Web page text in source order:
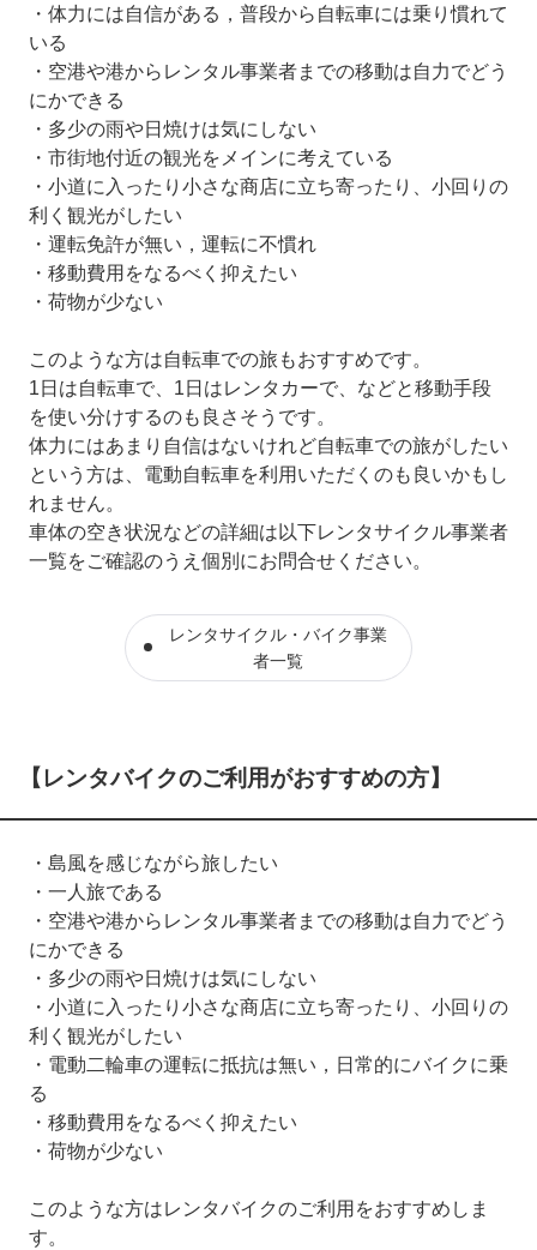
・体力には自信がある，普段から自転車には乗り慣れて
いる
・空港や港からレンタル事業者までの移動は自力でどう
にかできる
・多少の雨や日焼けは気にしない
・市街地付近の観光をメインに考えている
・小道に入ったり小さな商店に立ち寄ったり、小回りの
利く観光がしたい
・運転免許が無い，運転に不慣れ
・移動費用をなるべく抑えたい
・荷物が少ない
このような方は自転車での旅もおすすめです。
1日は自転車で、1日はレンタカーで、などと移動手段
を使い分けするのも良さそうです。
体力にはあまり自信はないけれど自転車での旅がしたい
という方は、電動自転車を利用いただくのも良いかもし
れません。
車体の空き状況などの詳細は以下レンタサイクル事業者
一覧をご確認のうえ個別にお問合せください。
レンタサイクル・バイク事業
者一覧
【レンタバイクのご利用がおすすめの方】
・島風を感じながら旅したい
・一人旅である
・空港や港からレンタル事業者までの移動は自力でどう
にかできる
・多少の雨や日焼けは気にしない
・小道に入ったり小さな商店に立ち寄ったり、小回りの
利く観光がしたい
・電動二輪車の運転に抵抗は無い，日常的にバイクに乗
る
・移動費用をなるべく抑えたい
・荷物が少ない
このような方はレンタバイクのご利用をおすすめしま
す。